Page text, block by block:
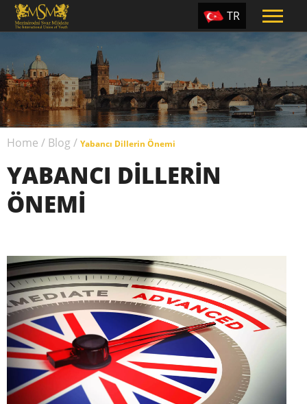
TR
PT
UA
Home / Blog / Yabancı Dillerin Önemi
YABANCI DILLERIN
ÖNEMI